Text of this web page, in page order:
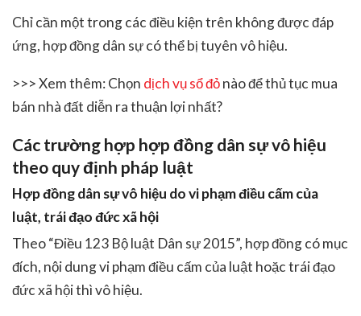
Chỉ cần một trong các điều kiện trên không được đáp
ứng, hợp đồng dân sự có thể bị tuyên vô hiệu.
>>> Xem thêm: Chọn dịch vụ sổ đỏnào để thủ tục mua
bán nhà đất diễn ra thuận lợi nhất?
Các trường hợp hợp đồng dân sự vô hiệu
theo quy định pháp luật
Hợp đồng dân sự vô hiệu do vi phạm điều cấm của
luật, trái đạo đức xã hội
Theo “Điều 123 Bộ luật Dân sự 2015”, hợp đồng có mục
đích, nội dung vi phạm điều cấm của luật hoặc trái đạo
đức xã hội thì vô hiệu.